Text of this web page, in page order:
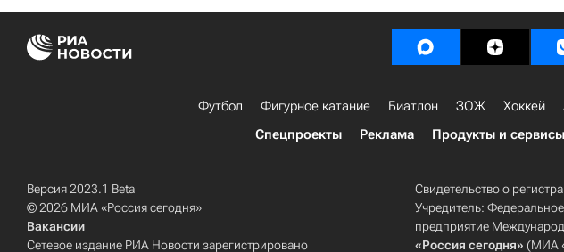
Футбол Фигурное катание Биатлон ЗОЖ Хоккей
Спецпроекты
Реклама Продукты и сервисы
Версия 2023.1 Beta
© 2026 МИА «Россия сегодня»
Вакансии
Сетевое издание РИА Новости зарегистрировано
Свидетельство о
Учредитель:
предприятие
«Россия сегодня» (МИА